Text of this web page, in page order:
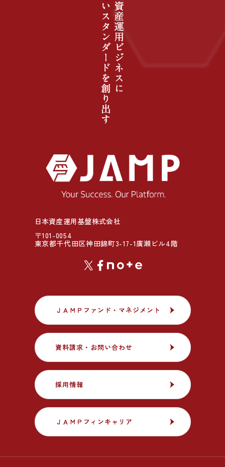
日本資産運用基盤株式会社
〒101-0054
東京都千代田区神田錦町3-17-1廣瀬ビル4階
ＪＡＭＰファンド・マネジメント
ＪＡＭＰファンド・マネジメント
資料請求・お問い合わせ
資料請求・お問い合わせ
採用情報
採用情報
ＪＡＭＰフィンキャリア
ＪＡＭＰフィンキャリア